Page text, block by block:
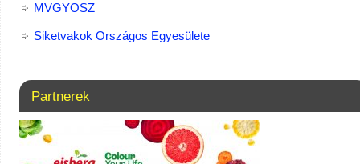
MVGYOSZ
Siketvakok Országos Egyesülete
Partnerek